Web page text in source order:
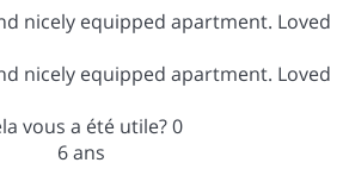
nicely equipped apartment. Loved
nicely equipped apartment. Loved
vous a été utile?0
6 ans